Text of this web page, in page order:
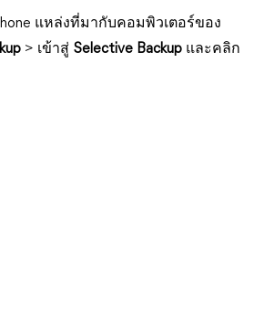
แหล่งที่มากับคอมพิวเตอร์ของ
> เข้าสู่ Selective Backup และคลิก